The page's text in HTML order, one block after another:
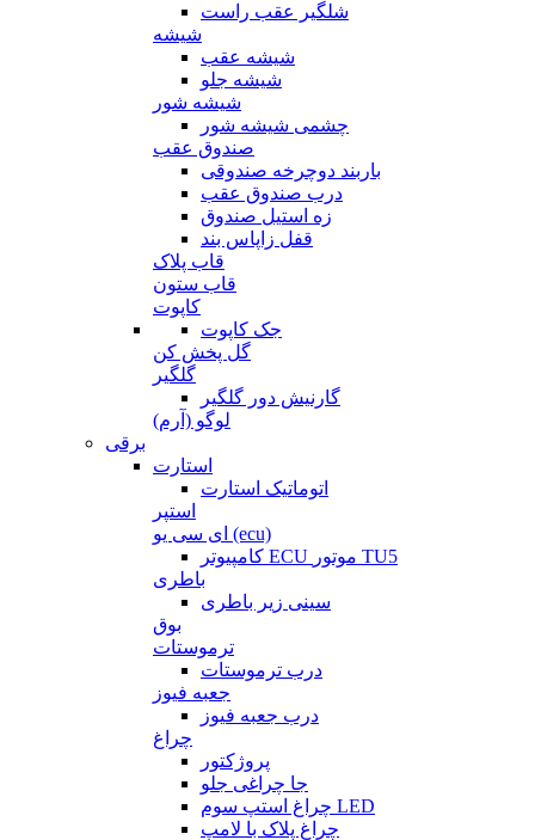
شلگیر عقب راست
شیشه
شیشه عقب
شیشه جلو
شیشه شور
چشمی شیشه شور
صندوق عقب
باربند دوچرخه صندوقی
درب صندوق عقب
زه استیل صندوق
قفل زاپاس بند
قاب پلاک
قاب ستون
کاپوت
جک کاپوت
گل پخش کن
گلگیر
گارنیش دور گلگیر
لوگو (آرم)
برقی
استارت
اتوماتیک استارت
استپر
ای سی یو (ecu)
کامپیوتر ECU موتور TU5
باطری
سینی زیر باطری
بوق
ترموستات
درب ترموستات
جعبه فیوز
درب جعبه فیوز
چراغ
پروژکتور
جا چراغی جلو
چراغ استپ سوم LED
چراغ پلاک با لامپ